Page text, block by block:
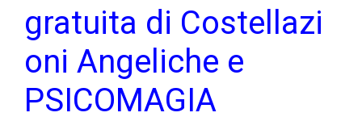
gratuita di Costellazi
oni Angeliche e
PSICOMAGIA